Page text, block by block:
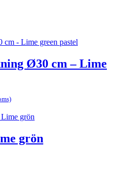
Ø30 cm – Lime
grön